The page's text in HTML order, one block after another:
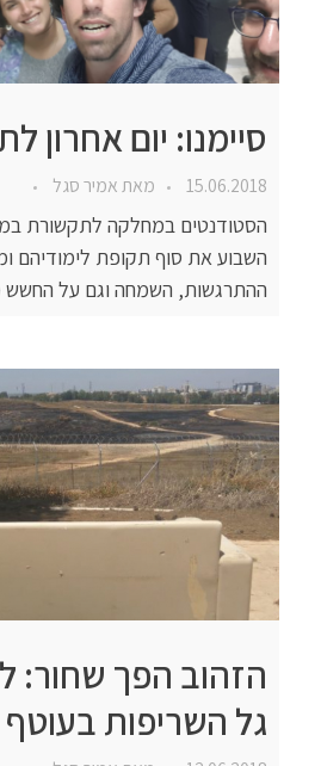
סיימנו: יום אחרון
15.06.2018 מאתאמיר סגל
הסטודנטים במחלקה לתקשורת
השבוע את סוף תקופת לימודיהם
ההתרגשות, השמחה וגם על החשש
הזהוב הפך שחור:
גל השריפות